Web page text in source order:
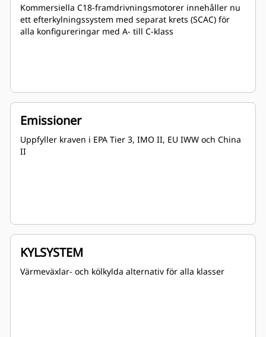
Kommersiella C18-framdrivningsmotorer innehåller nu
ett efterkylningssystem med separat krets (SCAC) för
alla konfigureringar med A- till C-klass
Emissioner
Uppfyller kraven i EPA Tier 3, IMO II, EU IWW och China
II
KYLSYSTEM
Värmeväxlar- och kölkylda alternativ för alla klasser